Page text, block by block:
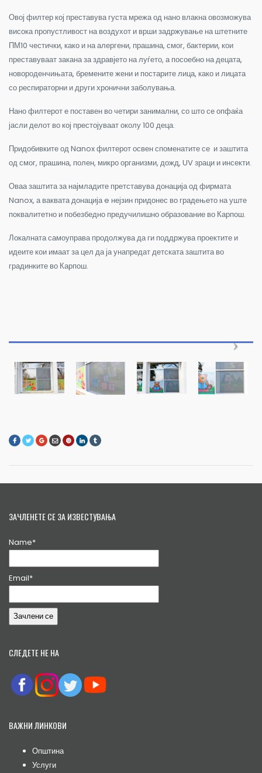
Овој филтер кој преставува густа мрежа од нано влакна овозможува
висока пропустливост на воздухот и врши задржување на штетните
ПМ10 честички, како и на алергени, прашина, смог, бактерии, кои
преставуваат закана за здравјето на луѓето, а посоебно на децата,
новороденчињата, бремените жени и постарите лица, како и лицата
со респираторни и други хронични заболувања.
Нано филтерот е поставен во четири занимални, со што се опфаќа
јасли делот во кој престојуваат околу 100 деца.
Придобивките од Nanox филтерот освен споменатите се и заштита
од смог, прашина, полен, микро организми, дожд, UV зраци и инсекти.
Оваа заштита за најмладите претставува донација од фирмата
Nanox, а ваквата донација e нејзин придонес во градењето на уште
поквалитетно и побезбедно предучилишно образование во Карпош.
Локалната самоуправа продолжува да ги поддржува проектите и
идеите кои имаат за цел да ја унапредат детската заштита во
градинките во Карпош.
ЗАЧЛЕНЕТЕ СЕ ЗА ИЗВЕСТУВАЊА
Name*
Email*
СЛЕДЕТЕ НЕ НА
ВАЖНИ ЛИНКОВИ
Општина
Услуги